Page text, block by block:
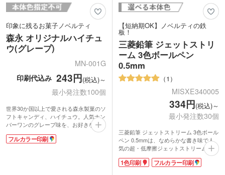
印象に残るお菓子ノベルティ
森永 オリジナルハイチュ
ウ(グレープ)
MN-001G
印刷代込み 243円(税込)～
最小発注数100個
世界30か国以上で愛される森永製菓のソ
フトキャンディ、ハイチュウ。人気ナン
バーワンのグレープ味を、お好きなデザ
インのパッケージで100個から制作でき
ます。食品のノベルティは受け取っても
フルカラー印刷
【短納期OK】ノベルティの鉄
板！
三菱鉛筆 ジェットストリ
ーム 3色ボールペン
0.5mm
1
MISXE340005
334円(税込)～
最小発注数30個
三菱鉛筆 ジェットストリーム 3色ボール
ペン 0.5mmは、なめらかな書き味で人
気の超・低摩擦ジェットストリームイン
ク搭載。黒・赤・青の3色を1本で使い分
けられる油性の多色ボールペンです。極
1色印刷 フルカラー印刷